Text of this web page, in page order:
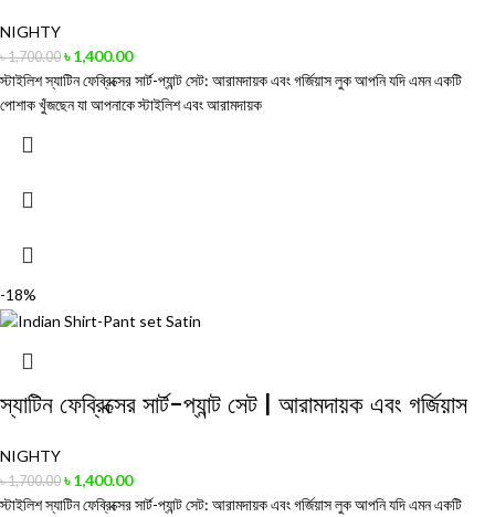
NIGHTY
৳1,700.00 ৳1,400.00
স্টাইলিশ স্যাটিন ফেব্রিক্সের সার্ট-প্যান্ট সেট: আরামদায়ক এবং গর্জিয়াস লুক আপনি যদি এমন একটি
পোশাক খুঁজছেন যা আপনাকে স্টাইলিশ এবং আরামদায়ক
-18%
স্যাটিন ফেব্রিক্সের সার্ট-প্যান্ট সেট | আরামদায়ক এবং গর্জিয়াস
NIGHTY
৳1,700.00 ৳1,400.00
স্টাইলিশ স্যাটিন ফেব্রিক্সের সার্ট-প্যান্ট সেট: আরামদায়ক এবং গর্জিয়াস লুক আপনি যদি এমন একটি